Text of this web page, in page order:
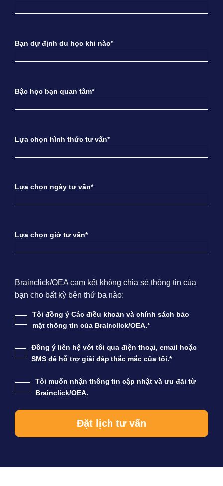
Bạn dự định du học khi nào*
Bậc học bạn quan tâm*
Lựa chọn hình thức tư vấn*
Lựa chọn ngày tư vấn*
Lựa chọn giờ tư vấn*
Brainclick/OEA cam kết không chia sẻ thông tin của
bạn cho bất kỳ bên thứ ba nào:
Tôi đồng ý Các điều khoản và chính sách bảo
mật thông tin của Brainclick/OEA.*
Đồng ý liên hệ với tôi qua điện thoại, email hoặc
SMS để hỗ trợ giải đáp thắc mắc của tôi.*
Tôi muốn nhận thông tin cập nhật và ưu đãi từ
Brainclick/OEA.